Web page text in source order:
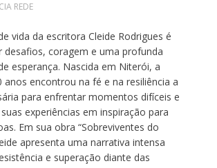
REDE
vida da escritora Cleide Rodrigues é
desafios, coragem e uma profunda
esperança. Nascida em Niterói, a
anos encontrou na fé e na resiliência a
para enfrentar momentos difíceis e
experiências em inspiração para
Em sua obra “Sobreviventes do
apresenta uma narrativa intensa
e superação diante das